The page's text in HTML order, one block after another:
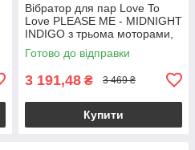
Вібратор для пар Love To
Love PLEASE ME - MIDNIGHT
INDIGO з трьома моторами,
гнучкий
Готово до відправки
3 191,48 ₴ 3 469 ₴
Купити